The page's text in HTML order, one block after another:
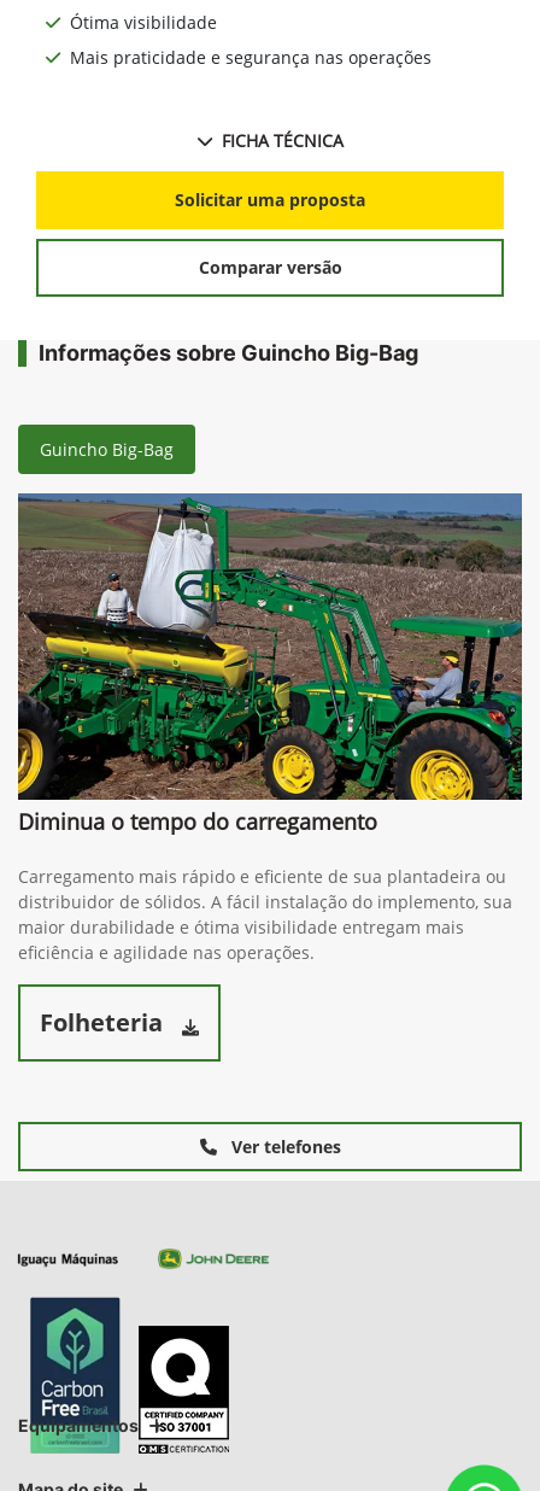
Ótima visibilidade
Mais praticidade e segurança nas operações
FICHA TÉCNICA
Solicitar uma proposta
Comparar versão
Informações sobre Guincho Big-Bag
Guincho Big-Bag
Diminua o tempo do carregamento
Carregamento mais rápido e eficiente de sua plantadeira ou
distribuidor de sólidos. A fácil instalação do implemento, sua
maior durabilidade e ótima visibilidade entregam mais
eficiência e agilidade nas operações.
Folheteria
Ver telefones
Equipamentos